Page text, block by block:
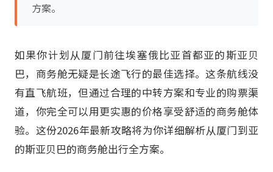
方案。
如果你计划从厦门前往埃塞俄比亚首都亚的斯亚贝
巴，商务舱无疑是长途飞行的最佳选择。这条航线没
有直飞航班，但通过合理的中转方案和专业的购票渠
道，你完全可以用更实惠的价格享受舒适的商务舱体
验。这份2026年最新攻略将为你详细解析从厦门到亚
的斯亚贝巴的商务舱出行全方案。